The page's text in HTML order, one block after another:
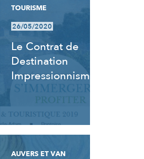
TOURISME
26/05/2020
Le Contrat de
Destination
Impressionnisme
AUVERS ET VAN